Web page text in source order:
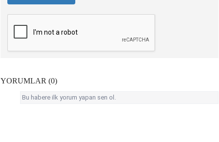
YORUMLAR (0)
Bu habere ilk yorum yapan sen ol.